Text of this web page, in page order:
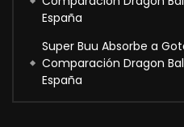
España
Super Buu Absorbe a
Comparación Dragon
España